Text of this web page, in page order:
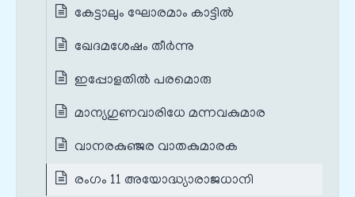
കേട്ടാലും ഘോരമാം കാട്ടിൽ
ഖേദമശേഷം തീർന്നു
ഇപ്പോളതിൽ പരമൊരു
മാന്യഗുണവാരിധേ മന്നവകുമാര
വാനരകുഞ്ജര വാതകുമാരക
രംഗം 11 അയോദ്ധ്യാരാജധാനി